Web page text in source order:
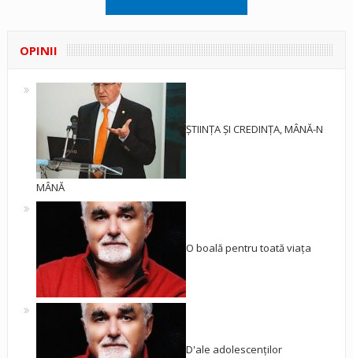
OPINII
ȘTIINȚA ȘI CREDINȚA, MÂNĂ-N
MÂNĂ
O boală pentru toată viața
D'ale adolescenților